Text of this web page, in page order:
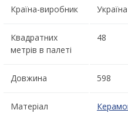
Країна-виробник Україна
Квадратних
метрів в палеті
48
Довжина 598
Матеріал